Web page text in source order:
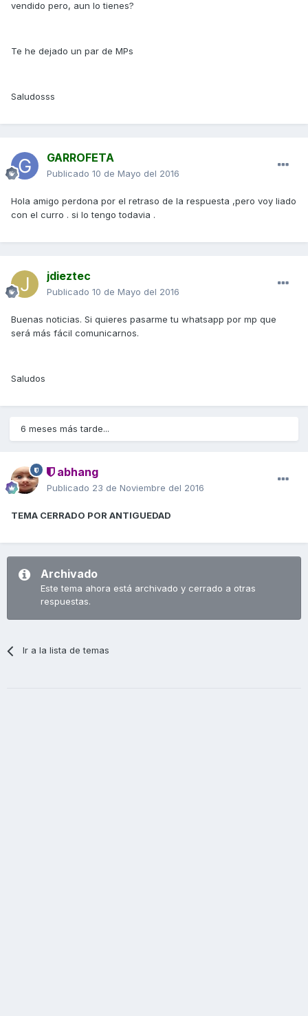
vendido pero, aun lo tienes?
Te he dejado un par de MPs
Saludosss
GARROFETA
Publicado 10 de Mayo del 2016
Hola amigo perdona por el retraso de la respuesta ,pero voy liado
con el curro . si lo tengo todavia .
jdieztec
Publicado 10 de Mayo del 2016
Buenas noticias. Si quieres pasarme tu whatsapp por mp que
será más fácil comunicarnos.
Saludos
6 meses más tarde...
abhang
Publicado 23 de Noviembre del 2016
TEMA CERRADO POR ANTIGUEDAD
Archivado
Este tema ahora está archivado y cerrado a otras
respuestas.
Ir a la lista de temas